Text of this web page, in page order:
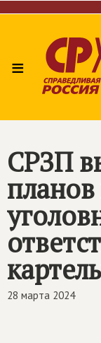
≡
СРЗП
28 марта 2024